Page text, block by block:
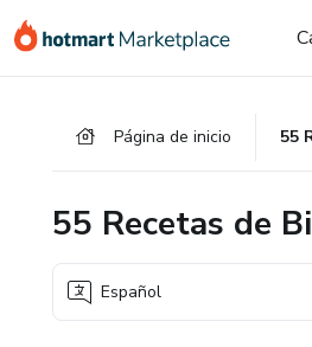
Página de inicio
55 Recetas de
Español